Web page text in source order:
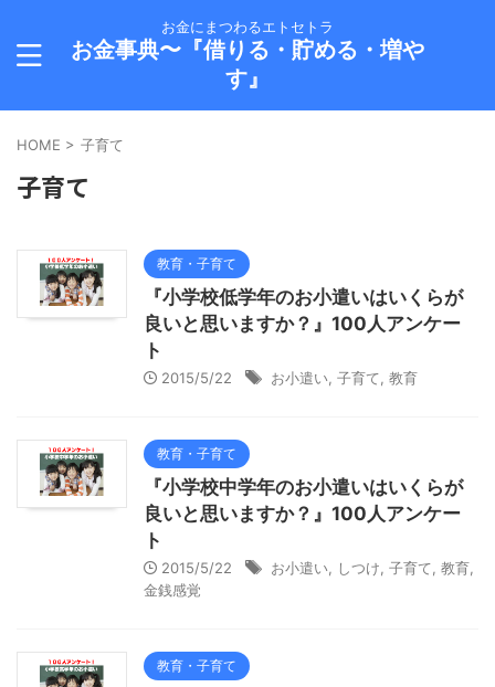
お金にまつわるエトセトラ
お金事典〜『借りる・貯める・増や
す』
HOME > 子育て
子育て
教育・子育て
『小学校低学年のお小遣いはいくらが
良いと思いますか？』100人アンケー
ト
2015/5/22 お小遣い 子育て 教育
教育・子育て
『小学校中学年のお小遣いはいくらが
良いと思いますか？』100人アンケー
ト
2015/5/22 お小遣い しつけ 子育て 教育
金銭感覚
教育・子育て